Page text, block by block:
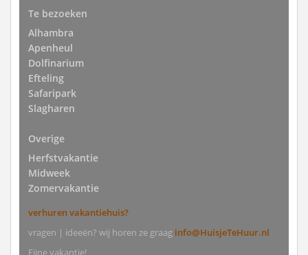
Te bezoeken
Alhambra
Apenheul
Dolfinarium
Efteling
Safaripark
Slagharen
Overige
Herfstvakantie
Midweek
Zomervakantie
verhuren vakantiehuis?
vragen | ideeën? wij horen ze graag info@HuisjeTeHuur.nl
Fijne vakantie!